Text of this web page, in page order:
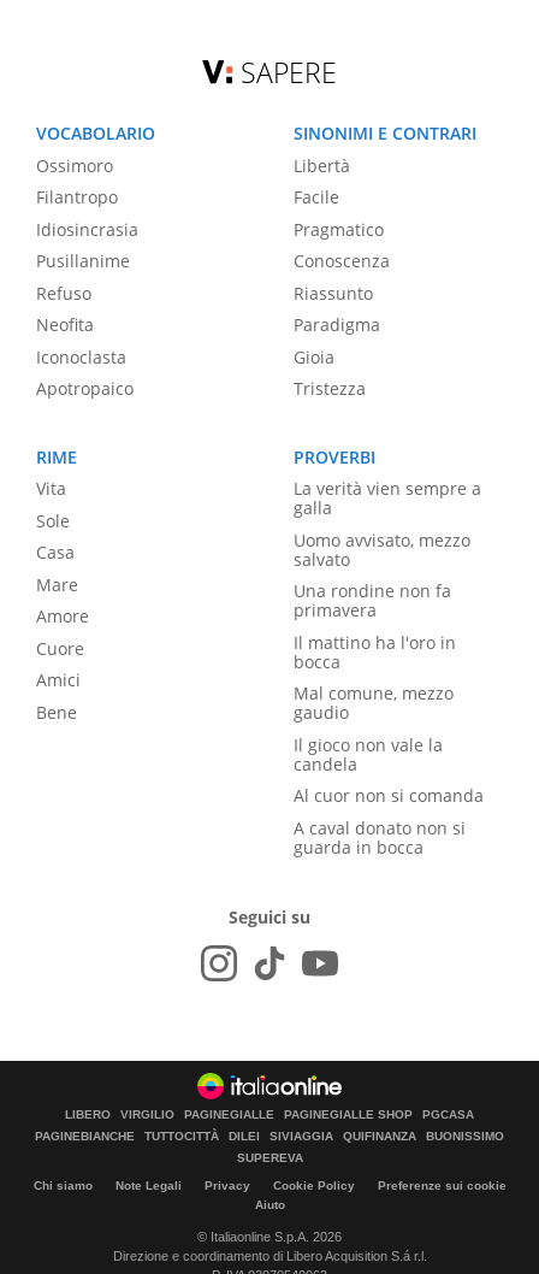
SAPERE
VOCABOLARIO
Ossimoro
Filantropo
Idiosincrasia
Pusillanime
Refuso
Neofita
Iconoclasta
Apotropaico
SINONIMI E CONTRARI
Libertà
Facile
Pragmatico
Conoscenza
Riassunto
Paradigma
Gioia
Tristezza
RIME
Vita
Sole
Casa
Mare
Amore
Cuore
Amici
Bene
PROVERBI
La verità vien sempre a
galla
Uomo avvisato, mezzo
salvato
Una rondine non fa
primavera
Il mattino ha l'oro in
bocca
Mal comune, mezzo
gaudio
Il gioco non vale la
candela
Al cuor non si comanda
A caval donato non si
guarda in bocca
Seguici su
LIBERO VIRGILIO PAGINEGIALLE PAGINEGIALLE SHOP
PGCASA
PAGINEBIANCHE
TUTTOCITTÀ DILEI SIVIAGGIA QUIFINANZA
BUONISSIMO
SUPEREVA
Chi siamo Note Legali Privacy Cookie Policy
Preferenze sui cookie
Aiuto
© Italiaonline S.p.A. 2026
Direzione e coordinamento di Libero Acquisition S.á r.l.